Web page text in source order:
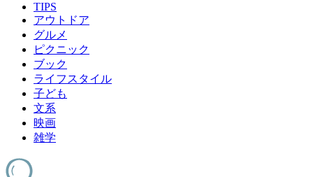
TIPS
アウトドア
グルメ
ピクニック
ブック
ライフスタイル
子ども
文系
映画
雑学